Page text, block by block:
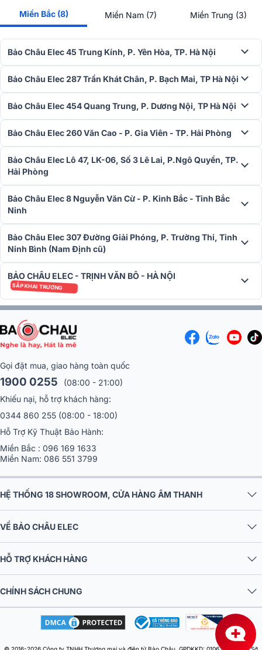
Ứng dụng lý tưởng
Với hiệu suất mạnh mẽ, thiết kế nhỏ gọn và hệ thống bảo vệ toàn
diện, cục đẩy Audiocenter CT3600 là lựa chọn lý tưởng cho đa
dạng ứng dụng như không gian âm nhạc sống động tại quán bar,
sàn nhảy, nhà hàng,... Hệ thống đấp ứng nhu cầu âm thanh rõ ràng
và mạnh mẽ trong không gian rộng lớn. Hơn nữa, bộ dàn mang đến
trải nghiệm âm thanh chuyên nghiệp trong các buổi diễn lưu động,..
Cục đẩy công suất Audiocenter CT3600
công suất thông thường mà còn là sự kết tinh của công nghệ âm
thanh hiện đại và chất lượng vượt trội. Đây chính là giải pháp tối ưu
cho những ai mong muốn một sản phẩm giá trị cao, bền bỉ và phù
hợp với mọi nhu cầu âm thanh chuyên nghiệp.
Hãy liên hệ ngay vớichúng tôi
Miền Bắc (8) Miền Nam (7) Miền Trung (3)
Bảo Châu Elec 45 Trung Kính, P. Yên Hòa, TP. Hà Nội
Bảo Châu Elec 287 Trần Khát Chân, P. Bạch Mai, TP Hà Nội
Bảo Châu Elec 454 Quang Trung, P. Dương Nội, TP Hà Nội
Bảo Châu Elec 260 Văn Cao - P. Gia Viên - TP. Hải Phòng
Bảo Châu Elec Lô 47, LK-06, Số 3 Lê Lai, P.Ngô Quyền, TP.
Hải Phòng
Bảo Châu Elec 8 Nguyễn Văn Cừ - P. Kinh Bắc - Tỉnh Bắc
Ninh
Bảo Châu Elec 307 Đường Giải Phóng, P. Trường Thi, Tỉnh
Ninh Bình (Nam Định cũ)
BẢO CHÂU ELEC - TRỊNH VĂN BÔ - HÀ NỘI
SẮP KHAI TRƯƠNG
Gọi đặt mua, giao hàng toàn quốc
1900 0255
(08:00 - 21:00)
Khiếu nại, hỗ trợ khách hàng:
0344 860 255 (08:00 - 18:00)
Hỗ Trợ Kỹ Thuật Bảo Hành:
Miền Bắc : 096 169 1633
Miền Nam: 086 551 3799
HỆ THỐNG 18 SHOWROOM, CỬA HÀNG ÂM THANH
VỀ BẢO CHÂU ELEC
HỖ TRỢ KHÁCH HÀNG
CHÍNH SÁCH CHUNG